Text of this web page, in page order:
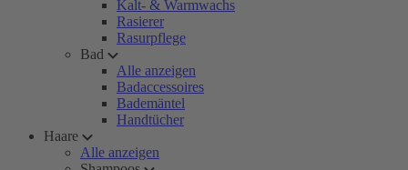
Kalt- & Warmwachs
Rasierer
Rasurpflege
Bad
Alle anzeigen
Badaccessoires
Bademäntel
Handtücher
Haare
Alle anzeigen